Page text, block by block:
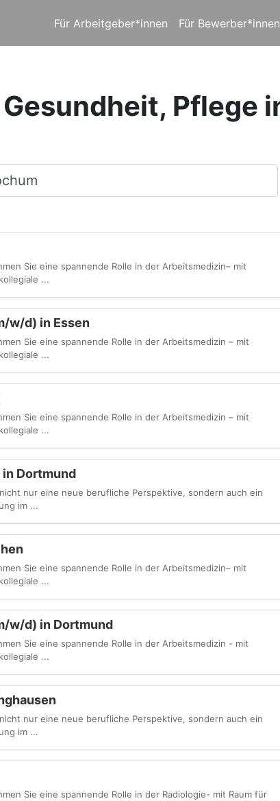
Für Arbeitgeber*innen Für Bewerber*innen
Pflege
Sie eine spannende Rolle in der Arbeitsmedizin– mit
...
w/d) in Essen
Sie eine spannende Rolle in der Arbeitsmedizin – mit
...
Sie eine spannende Rolle in der Arbeitsmedizin – mit
...
Dortmund
nur eine neue berufliche Perspektive, sondern auch ein
im ...
Sie eine spannende Rolle in der Arbeitsmedizin– mit
...
w/d) in Dortmund
Sie eine spannende Rolle in der Arbeitsmedizin - mit
...
nur eine neue berufliche Perspektive, sondern auch ein
im ...
Sie eine spannende Rolle in der Radiologie- mit Raum für